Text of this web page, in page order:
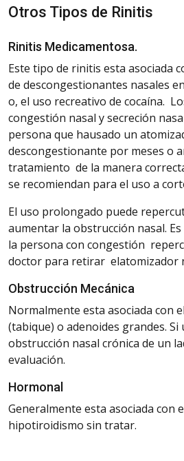
Otros Tipos de Rinitis
Rinitis Medicamentosa.
Este tipo de rinitis esta asociada
de descongestionantes nasales
o, el uso recreativo de cocaína.
congestión nasal y secreción
persona que hausado un
descongestionante por meses o
tratamiento de la manera
se recomiendan para el uso a
El uso prolongado puede
aumentar la obstrucción nasal.
la persona con congestión
doctor para retirar elatomizador
Obstrucción Mecánica
Normalmente esta asociada con
(tabique) o adenoides grandes. Si
obstrucción nasal crónica de un
evaluación.
Hormonal
Generalmente esta asociada con
hipotiroidismo sin tratar.